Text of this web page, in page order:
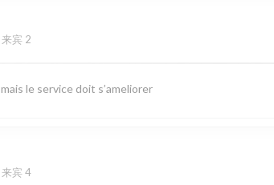
宾 2
le service doit s’ameliorer
宾 4